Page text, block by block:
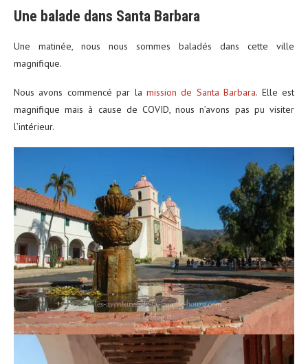
Une balade dans Santa Barbara
Une matinée, nous nous sommes baladés dans cette ville
magnifique.
Nous avons commencé par la mission de Santa Barbara. Elle est
magnifique mais à cause de COVID, nous n’avons pas pu visiter
l’intérieur.